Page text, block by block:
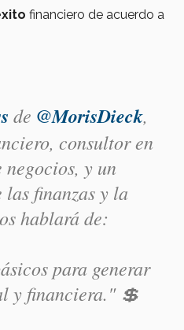
financiero de acuerdo a
de @MorisDieck,
consultor en
y un
las finanzas y la
hablará de:
para generar
y financiera." 💲